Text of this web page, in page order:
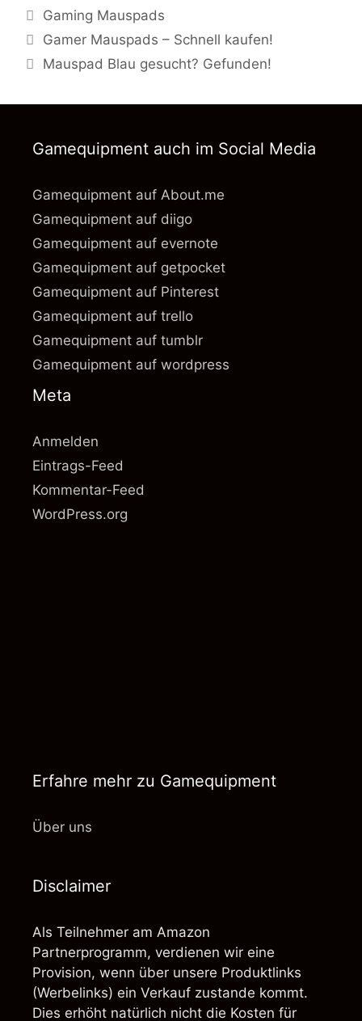
Kategorien
Gaming Mauspads
Gamer Mauspads – Schnell kaufen!
Mauspad Blau gesucht? Gefunden!
Gamequipment auch im Social Media
Gamequipment auf About.me
Gamequipment auf diigo
Gamequipment auf evernote
Gamequipment auf getpocket
Gamequipment auf Pinterest
Gamequipment auf trello
Gamequipment auf tumblr
Gamequipment auf wordpress
Meta
Anmelden
Eintrags-Feed
Kommentar-Feed
WordPress.org
Erfahre mehr zu Gamequipment
Über uns
Disclaimer
Als Teilnehmer am Amazon
Partnerprogramm, verdienen wir eine
Provision, wenn über unsere Produktlinks
(Werbelinks) ein Verkauf zustande kommt.
Dies erhöht natürlich nicht die Kosten für